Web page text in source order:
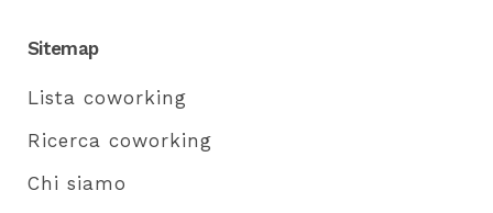
Sitemap
Lista coworking
Ricerca coworking
Chi siamo